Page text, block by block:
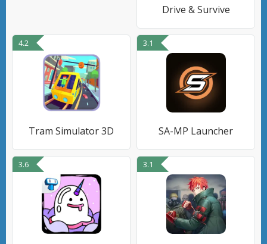
Drive & Survive
4.2
Tram Simulator 3D
3.1
SA-MP Launcher
3.6 3.1